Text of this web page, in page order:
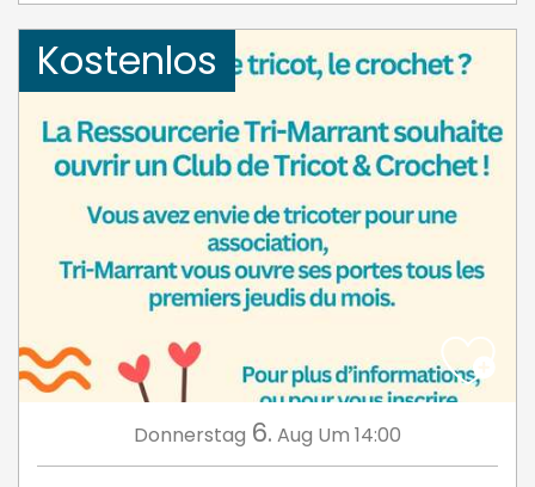
Kostenlos
Donnerstag 6. Aug Um 14:00